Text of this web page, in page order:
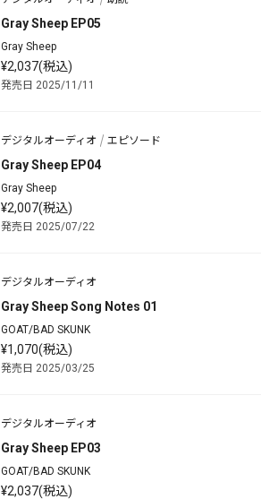
Gray Sheep EP05
Gray Sheep
¥2,037(税込)
発売日 2025/11/11
デジタルオーディオ エピソード
Gray Sheep EP04
Gray Sheep
¥2,007(税込)
発売日 2025/07/22
デジタルオーディオ
Gray Sheep Song Notes 01
GOAT/BAD SKUNK
¥1,070(税込)
発売日 2025/03/25
デジタルオーディオ
Gray Sheep EP03
GOAT/BAD SKUNK
¥2,037(税込)